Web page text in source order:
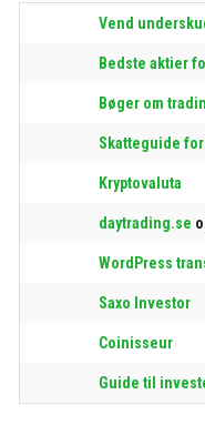
Vend
Bedste aktier
Bøger om
Skatteguide
Kryptovaluta
daytrading.se
WordPress
Saxo Investor
Coinisseur
Guide til